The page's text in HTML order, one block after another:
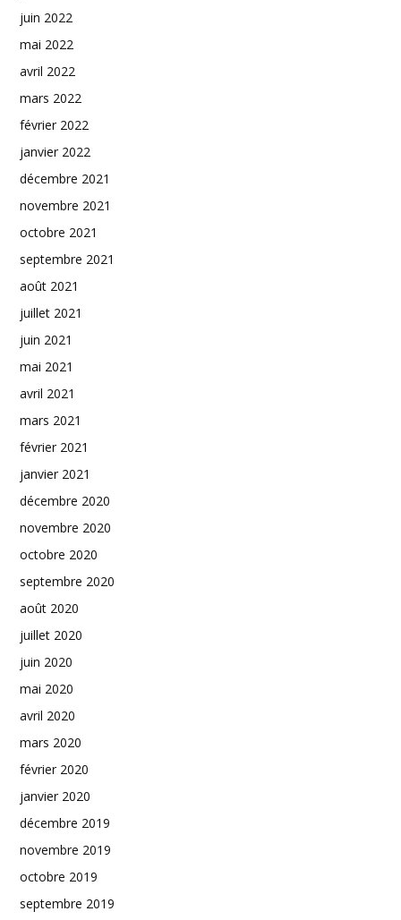
juin 2022
mai 2022
avril 2022
mars 2022
février 2022
janvier 2022
décembre 2021
novembre 2021
octobre 2021
septembre 2021
août 2021
juillet 2021
juin 2021
mai 2021
avril 2021
mars 2021
février 2021
janvier 2021
décembre 2020
novembre 2020
octobre 2020
septembre 2020
août 2020
juillet 2020
juin 2020
mai 2020
avril 2020
mars 2020
février 2020
janvier 2020
décembre 2019
novembre 2019
octobre 2019
septembre 2019